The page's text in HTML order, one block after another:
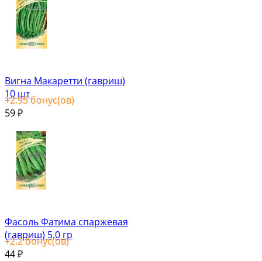
Вигна Макаретти (гавриш)
10 шт
+2.95 бонус(ов)
59 ₽
Фасоль Фатима спаржевая
(гавриш) 5,0 гр
+2.2бонус(ов)
44 ₽